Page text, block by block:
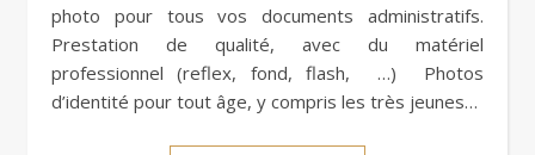
photo pour tous vos documents administratifs.
Prestation de qualité, avec du matériel
professionnel (reflex, fond, flash, …) Photos
d’identité pour tout âge, y compris les très jeunes…